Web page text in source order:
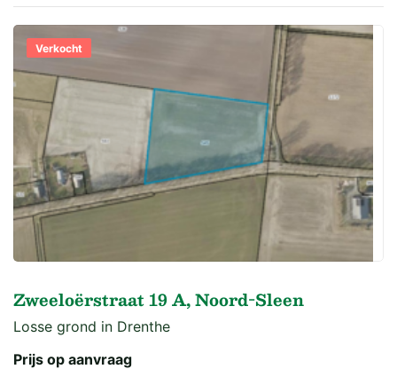
Verkocht
Zweeloërstraat 19 A, Noord-Sleen
Losse grond in Drenthe
Prijs op aanvraag